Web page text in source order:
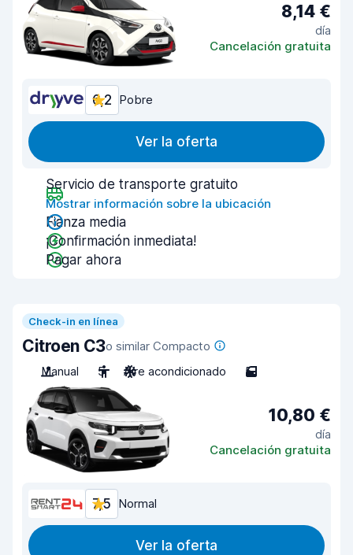
8,14 €
día
Cancelación gratuita
6,2 Pobre
Ver la oferta
Servicio de transporte gratuito
Mostrar información sobre la ubicación
Fianza media
¡Confirmación inmediata!
Pagar ahora
Check-in en línea
Citroen C3o similar Compacto
Manual
5 Aire acondicionado 5
10,80 €
día
Cancelación gratuita
7,5 Normal
Ver la oferta